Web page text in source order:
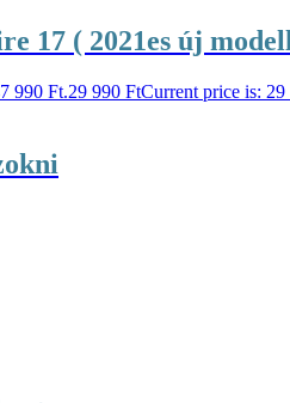
17 ( 2021es új
990 Ft.29 990 FtCurrent price is: 29